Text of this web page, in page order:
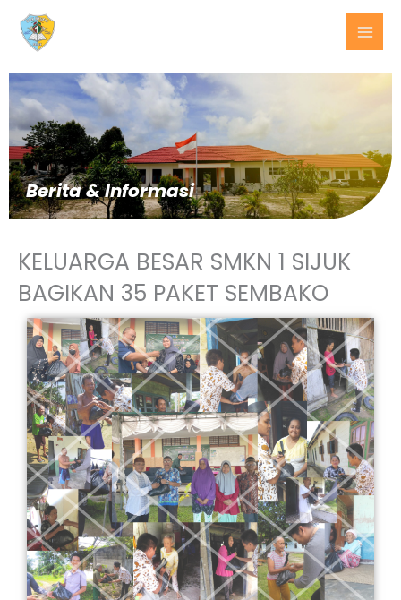
konten
Berita & Informasi
KELUARGA BESAR SMKN 1 SIJUK
BAGIKAN 35 PAKET SEMBAKO
BERITA
TERKINI